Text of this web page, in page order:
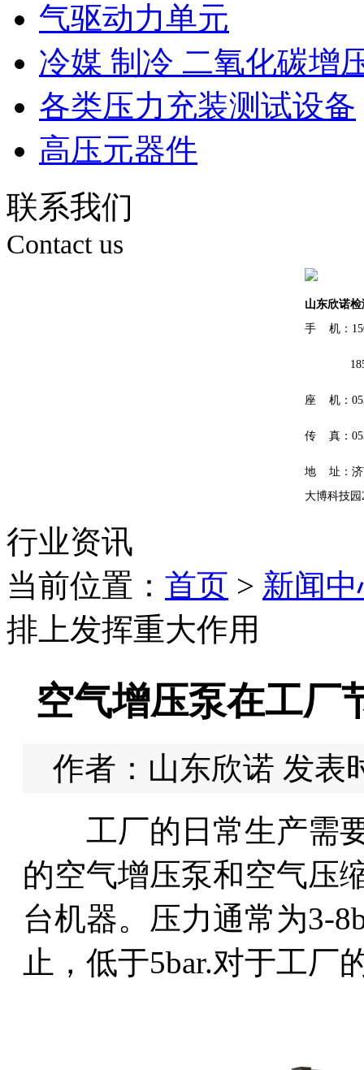
气驱动力单元
冷媒 制冷 二氧化碳增
各类压力充装测试设备
高压元器件
联系我们
Contact us
山东欣诺
手 机：
座 机：
传 真：
地 址：济
大博科技园
行业资讯
当前位置： 首页 > 新闻
排上发挥重大作用
空气增压泵在工厂
作者：山东欣诺 发表
工厂的日常生产需要
的空气增压泵和空气压
台机器。压力通常为3-
止，低于5bar.对于工厂